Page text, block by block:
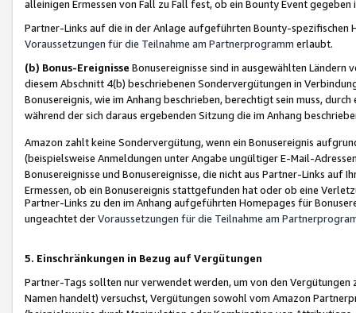
alleinigen Ermessen von Fall zu Fall fest, ob ein Bounty Event
Partner-Links auf die in der Anlage aufgeführten Bounty-spezifischen
Voraussetzungen für die Teilnahme am Partnerprogramm erlaubt.
(b) Bonus-Ereignisse Bonusereignisse sind in ausgewählten Ländern
diesem Abschnitt 4(b) beschriebenen Sondervergütungen in
Bonusereignis, wie im Anhang beschrieben, berechtigt sein muss,
während der sich daraus ergebenden Sitzung die im Anhang
Amazon zahlt keine Sondervergütung, wenn ein Bonusereignis
(beispielsweise Anmeldungen unter Angabe ungültiger E-Mail-
Bonusereignisse und Bonusereignisse, die nicht aus Partner-Links auf
Ermessen, ob ein Bonusereignis stattgefunden hat oder ob eine
Partner-Links zu den im Anhang aufgeführten Homepages für
ungeachtet derVoraussetzungen für die Teilnahme am
5. Einschränkungen in Bezug auf Vergütungen
Partner-Tags sollten nur verwendet werden, um von den
Namen handelt) versuchst, Vergütungen sowohl vom Amazon